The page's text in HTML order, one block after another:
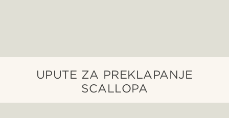
UPUTE ZA PREKLAPANJE
SCALLOPA